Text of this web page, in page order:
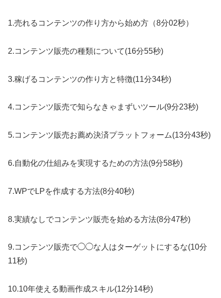
1.売れるコンテンツの作り方から始め方（8分02秒）
2.コンテンツ販売の種類について(16分55秒)
3.稼げるコンテンツの作り方と特徴(11分34秒)
4.コンテンツ販売で知らなきゃまずいツール(9分23秒)
5.コンテンツ販売お薦め決済プラットフォーム(13分43秒)
6.自動化の仕組みを実現するための方法(9分58秒)
7.WPでLPを作成する方法(8分40秒)
8.実績なしでコンテンツ販売を始める方法(8分47秒)
9.コンテンツ販売で◯◯な人はターゲットにするな(10分
11秒)
10.10年使える動画作成スキル(12分14秒)